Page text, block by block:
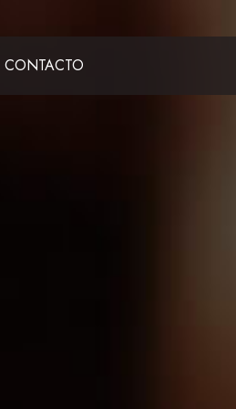
CONTACTO